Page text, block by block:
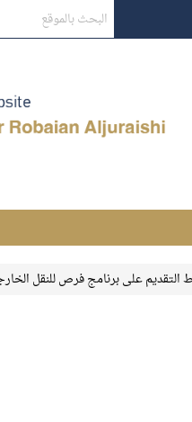
على برنامج فرص للنقل الخارجي